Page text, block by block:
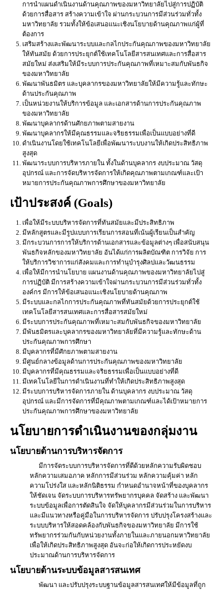
การนำแผนดำเนินงานด้านคุณภาพของมหาวิทยาลัยไปสู่การปฏิบัติ
ด้วยการสื่อสาร สร้างความเข้าใจ ผ่านกระบวนการมีส่วนร่วมทั่วทั้ง
มหาวิทยาลัย รวมทั้งให้ข้อเสนอแนะเชิงนโยบายด้านคุณภาพแก่ผู้ที่
ต้องการ
เสริมสร้างและพัฒนาระบบและกลไกประกันคุณภาพของมหาวิทยาลัย
ให้ทันสมัย ด้วยการประยุกต์ใช้เทคโนโลยีสารสนเทศและการสื่อสาร
สมัยใหม่ ส่งเสริมให้มีระบบการประกันคุณภาพที่เหมาะสมกับพันธกิจ
ของมหาวิทยาลัย
พัฒนาพันธมิตร และบุคลากรของมหาวิทยาลัยให้มีความรู้และทักษะ
ด้านประกันคุณภาพ
เป็นหน่วยงานให้บริการข้อมูล และเอกสารด้านการประกันคุณภาพ
ของมหาวิทยาลัย
พัฒนาบุคลากรด้านศักยภาพตามสายงาน
พัฒนาบุคลากรให้มีคุณธรรมและจริยธรรมเพื่อเป็นแบบอย่างที่ดี
ดำเนินงานโดยใช้เทคโนโลยีเพื่อพัฒนาระบบงานให้เกิดประสิทธิภาพ
สูงสุด
พัฒนาระบบการบริหารภายใน ทั้งในด้านบุคลากร งบประมาณ วัสดุ
อุปกรณ์ และการจัดบริหารจัดการให้เกิดคุณภาพตามเกณฑ์และเป้า
หมายการประกันคุณภาพการศึกษาของมหาวิทยาลัย
เป้าประสงค์ (Goals)
เพื่อให้มีระบบบริหารจัดการที่ทันสมัยและมีประสิทธิภาพ
มีหลักสูตรและมีรูปแบบการเรียนการสอนที่เน้นผู้เรียนเป็นสำคัญ
มีกระบวนการการให้บริการด้านเอกสารและข้อมูลต่างๆ เพื่อสนับสนุน
พันธกิจหลักของมหาวิทยาลัย อันได้แก่การผลิตบัณฑิต การวิจัย การ
ให้บริการวิชาการแก่สังคมและการทำนุบำรุงศิลปและวัฒนธรรม
เพื่อให้มีการนำนโยบาย แผนงานด้านคุณภาพของมหาวิทยาลัยไปสู่
การปฏิบัติ มีการสร้างความเข้าใจผ่านกระบวนการมีส่วนร่วมทั่วทั้ง
องค์กร มีการให้ข้อเสนอแนะเชิงนโยบายด้านคุณภาพ
มีระบบและกลไกการประกันคุณภาพที่ทันสมัยด้วยการประยุกต์ใช้
เทคโนโลยีสารสนเทศและการสื่อสารสมัยใหม่
มีระบบการประกันคุณภาพที่เหมาะสมกับพันธกิจของมหาวิทยาลัย
มีพันธมิตรและบุคลากรของมหาวิทยาลัยที่มีความรู้และทักษะด้าน
ประกันคุณภาพการศึกษา
มีบุคลากรที่มีศักยภาพตามสายงาน
มีศูนย์กลางข้อมูลด้านการประกันคุณภาพของมหาวิทยาลัย
มีบุคลากรที่มีคุณธรรมและจริยธรรมเพื่อเป็นแบบอย่างที่ดี
มีเทคโนโลยีในการดำเนินงานที่ทำให้เกิดประสิทธิภาพสูงสุด
มีระบบการบริหารจัดการภายใน ด้านบุคลากร งบประมาณ วัสดุ
อุปกรณ์ และมีการจัดการที่มีคุณภาพตามเกณฑ์และได้เป้าหมายการ
ประกันคุณภาพการศึกษาของมหาวิทยาลัย
นโยบายการดำเนินงานของกลุ่มงาน
นโยบายด้านการบริหารจัดการ
มีการจัดระบบการบริหารจัดการที่ดีด้วยหลักความรับผิดชอบ
หลักความเสมอภาค หลักการมีส่วนร่วม หลักความคุ้มค่า หลัก
ความโปร่งใส และหลักนิติธรรม กำหนดอำนาจหน้าที่ของบุคลากร
ให้ชัดเจน จัดระบบการบริหารทรัพยากรบุคคล จัดสร้าง และพัฒนา
ระบบข้อมูลเพื่อการตัดสินใจ จัดให้บุคลากรมีส่วนร่วมในการบริหาร
และมีแนวทางหรือคู่มือในการบริหารจัดการ ปรับปรุงโครงสร้างและ
ระบบบริหารให้สอดคล้องกับพันธกิจของมหาวิทยาลัย มีการใช้
ทรัพยากรร่วมกันกับหน่วยงานทั้งภายในและภายนอกมหาวิทยาลัย
เพื่อให้เกิดประสิทธิภาพสูงสุด อันจะก่อให้เกิดการประหยัดงบ
ประมาณด้านการบริหารจัดการ
นโยบายด้านระบบข้อมูลสารสนเทศ
พัฒนา และปรับปรุงระบบฐานข้อมูลสารสนเทศให้มีข้อมูลที่ถูก